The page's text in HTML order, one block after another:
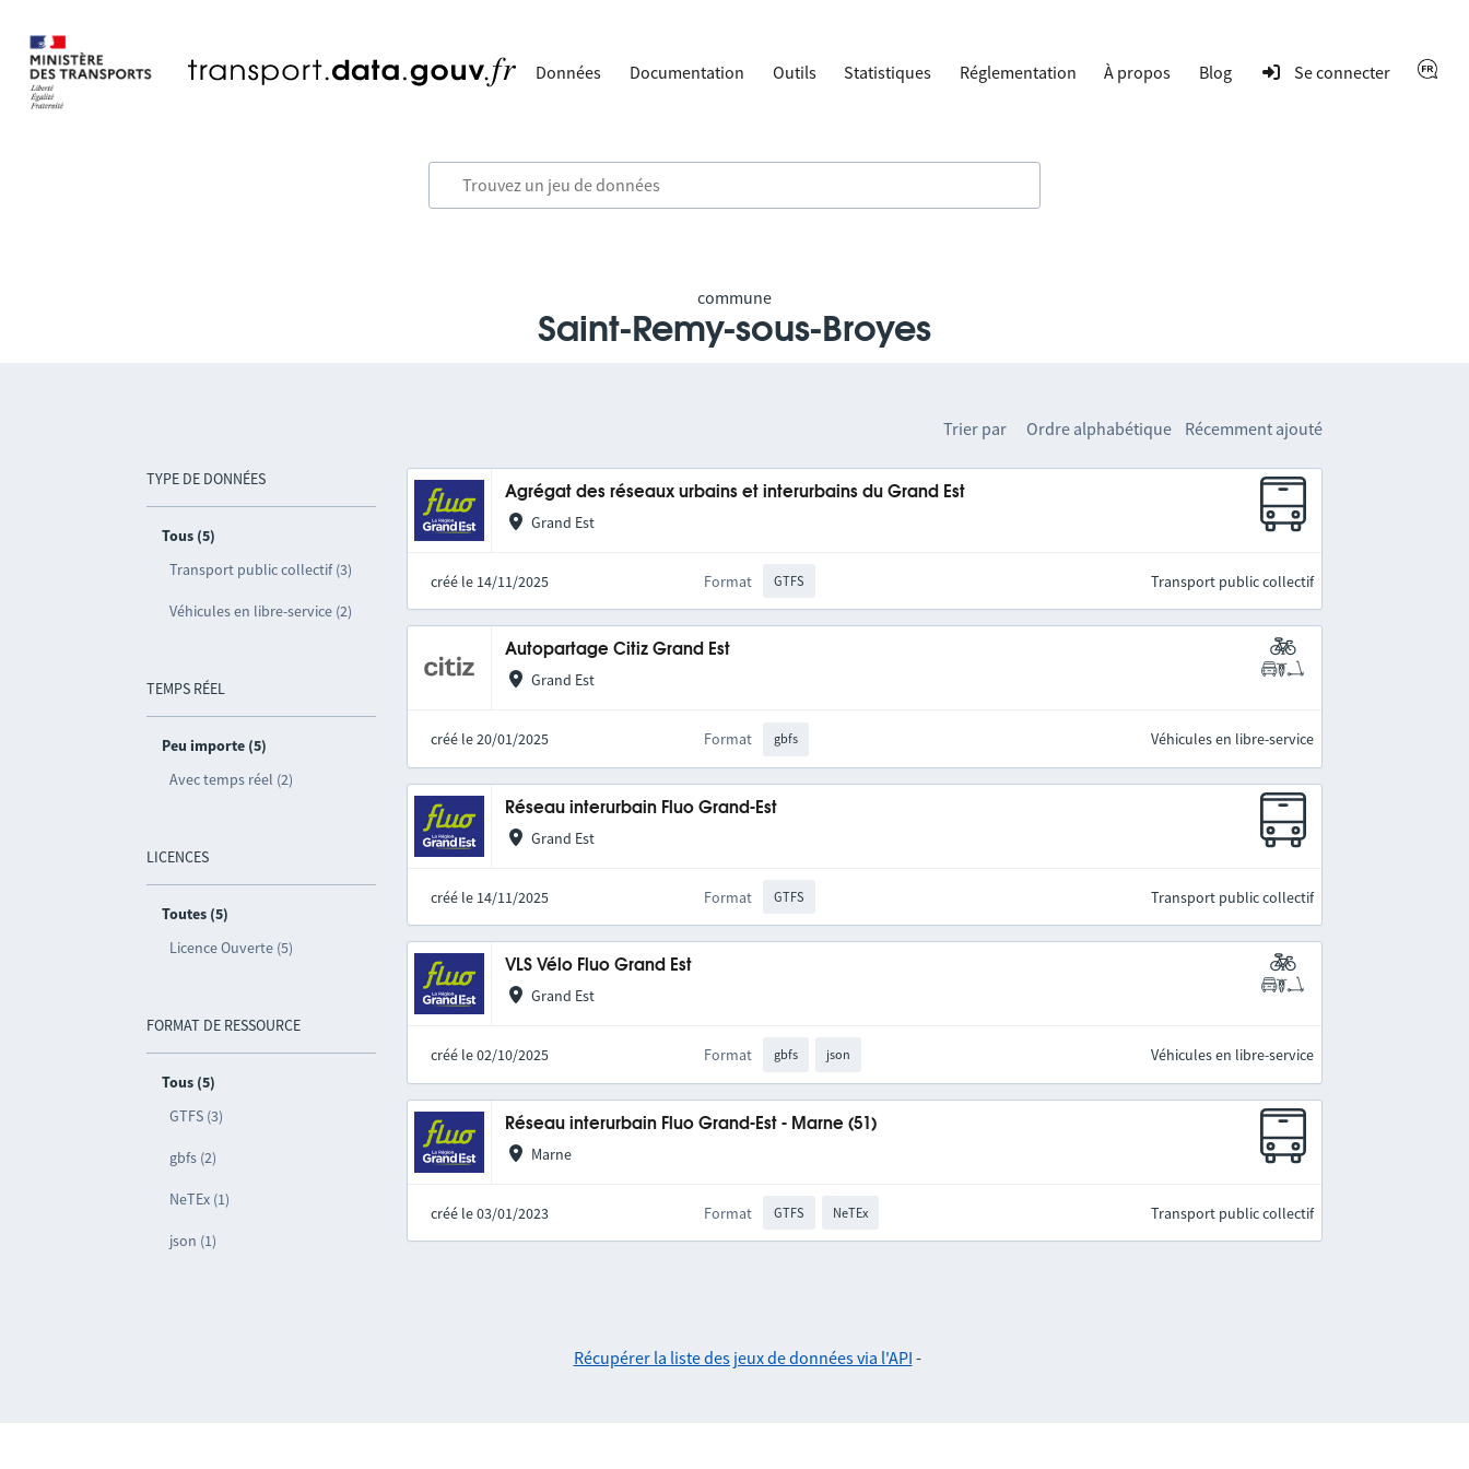
Données Documentation Outils Statistiques Réglementation À propos Blog Se connecter
commune
Saint-Remy-sous-Broyes
TYPE DE DONNÉES
Tous (5)
Transport public collectif (3)
Véhicules en libre-service (2)
TEMPS RÉEL
Peu importe (5)
Avec temps réel (2)
LICENCES
Toutes (5)
Licence Ouverte (5)
FORMAT DE RESSOURCE
Tous (5)
GTFS (3)
gbfs (2)
NeTEx (1)
json (1)
Trier par Ordre alphabétique Récemment ajouté
Agrégat des réseaux urbains et interurbains du Grand Est
Grand Est
créé le 14/11/2025 Format GTFS Transport public collectif
Autopartage Citiz Grand Est
Grand Est
créé le 20/01/2025 Format gbfs Véhicules en libre-service
Réseau interurbain Fluo Grand-Est
Grand Est
créé le 14/11/2025 Format GTFS Transport public collectif
VLS Vélo Fluo Grand Est
Grand Est
créé le 02/10/2025 Format gbfs json Véhicules en libre-service
Réseau interurbain Fluo Grand-Est - Marne (51)
Marne
créé le 03/01/2023 Format GTFS NeTEx Transport public collectif
Récupérer la liste des jeux de données via l'API -